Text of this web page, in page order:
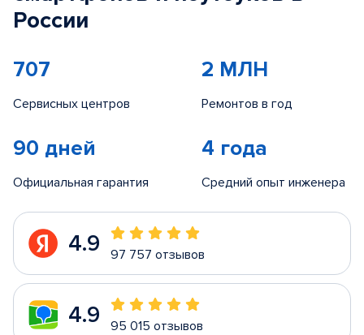
России
707
Сервисных центров
2 МЛН
Ремонтов в год
90 дней
Официальная гарантия
4 года
Средний опыт инженера
4.9 97 757 отзывов
4.9 95 015 отзывов